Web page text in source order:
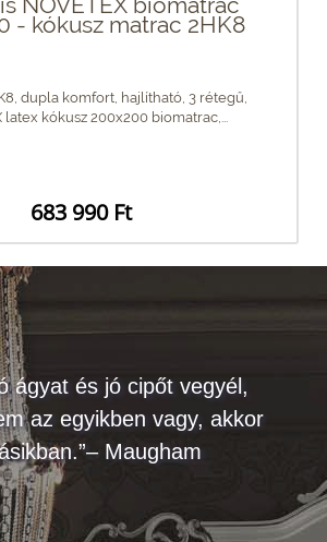
- kókusz matrac 2HK8
dupla komfort, hajlítható, 3 rétegű,
latex kókusz 200x200 biomatrac,...
683 990 Ft
ágyat és jó cipőt vegyél,
az egyikben vagy, akkor
Maugham